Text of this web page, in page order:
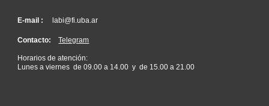
E-mail : labi@fi.uba.ar
Contacto:Telegram
Horarios de atención:
Lunes a viernes de 09.00 a 14.00 y de 15.00 a 21.00